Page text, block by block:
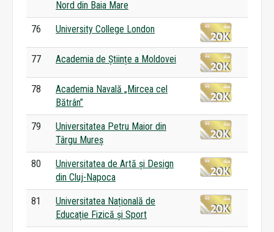
Nord din Baia Mare
76 University College London
77 Academia de Științe a Moldovei
78
Academia Navală „Mircea cel
Bătrân”
79
Universitatea Petru Maior din
Târgu Mureș
80
Universitatea de Artă și Design
din Cluj-Napoca
81
Universitatea Națională de
Educație Fizică și Sport